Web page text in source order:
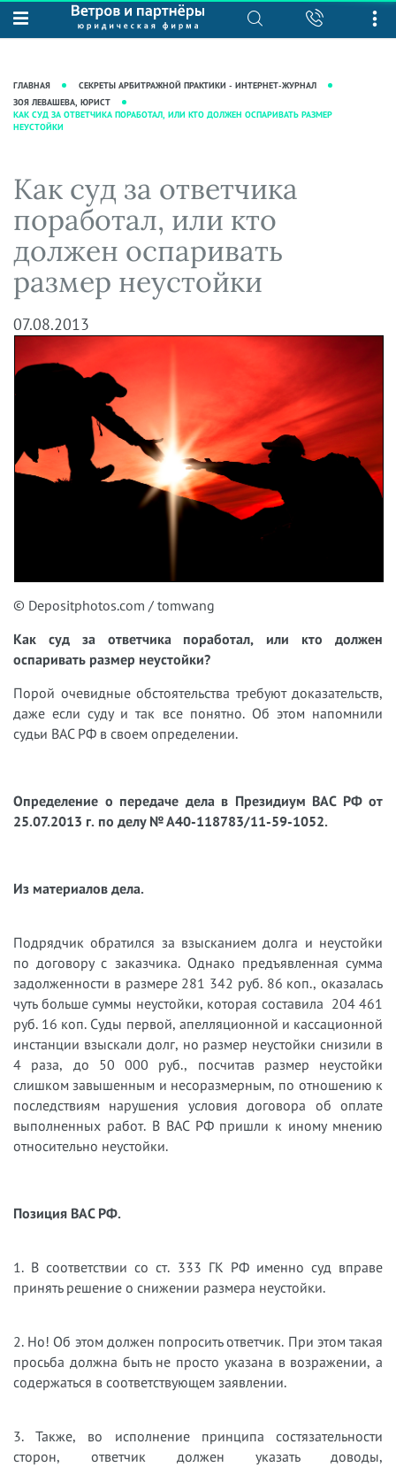
О нас
Рекомендации
Награды и рейтинги
фирмы
Вакансии
Юридические услуги
Интеллектуальная собственность
Корпоративная практика
Сопровождение бизнеса
Ведение уголовных дел
Защита активов
Ведение дел о банкротстве
База знаний
Журнал "Секреты арбитражной
практики"
Статьи
Аудиоподкасты
Видеоподкасты
Справочная
Вопросы-ответы
Вебинары и семинары
Прямые эфиры
ГЛАВНАЯ
СЕКРЕТЫ АРБИТРАЖНОЙ ПРАКТИКИ - ИНТЕРНЕТ-ЖУРНАЛ
ЗОЯ ЛЕВАШЕВА, ЮРИСТ
КАК СУД ЗА ОТВЕТЧИКА ПОРАБОТАЛ, ИЛИ КТО ДОЛЖЕН ОСПАРИВАТЬ РАЗМЕР
НЕУСТОЙКИ
Как суд за ответчика
поработал, или кто
должен оспаривать
размер неустойки
07.08.2013
© Depositphotos.com / tomwang
Как суд за ответчика поработал, или кто должен
оспаривать размер неустойки?
Порой очевидные обстоятельства требуют доказательств,
даже если суду и так все понятно. Об этом напомнили
судьи ВАС РФ в своем определении.
Определение о передаче дела в Президиум ВАС РФ от
25.07.2013 г. по делу № А40-118783/11-59-1052.
Из материалов дела.
Подрядчик обратился за взысканием долга и неустойки
по договору с заказчика. Однако предъявленная сумма
задолженности в размере 281 342 руб. 86 коп., оказалась
чуть больше суммы неустойки, которая составила 204 461
руб. 16 коп. Суды первой, апелляционной и кассационной
инстанции взыскали долг, но размер неустойки снизили в
4 раза, до 50 000 руб., посчитав размер неустойки
слишком завышенным и несоразмерным, по отношению к
последствиям нарушения условия договора об оплате
выполненных работ. В ВАС РФ пришли к иному мнению
относительно неустойки.
Позиция ВАС РФ.
1. В соответствии со ст. 333 ГК РФ именно суд вправе
принять решение о снижении размера неустойки.
2. Но! Об этом должен попросить ответчик. При этом такая
просьба должна быть не просто указана в возражении, а
содержаться в соответствующем заявлении.
3. Также, во исполнение принципа состязательности
сторон, ответчик должен указать доводы,